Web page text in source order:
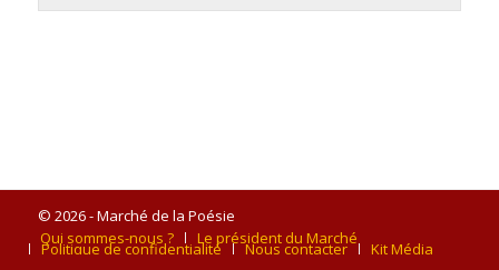
© 2026 - Marché de la Poésie
Qui sommes-nous ?
Le président du Marché
Politique de confidentialité Nous contacter Kit Média